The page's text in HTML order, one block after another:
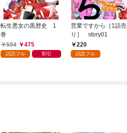
転生悪女の黒歴史 1
巻
594
475
試読フル 割引
営業ですから［1話売
り］ story01
220
試読フル